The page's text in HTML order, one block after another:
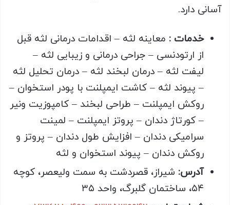
آسانی دارد.
خدمات : معاینه لثه – اقدامات درمانی لثه قبل
از ارتودنسی – جراحی درمانی و زیبایی لثه –
لیفت لثه – درمان لبخند لثه – درمان تحلیل لثه
– پیوند لثه – کاشت ایمپلنت با پودر استخوان –
روکش ایمپلنت – طراحی لبخند – کامپوزیت ونیر
– کورتاژ دندان – پروتز ایمپلنت – لمینت
سرامیکی دندان – افزایش طول دندان – پروتز و
روکش دندان – پیوند استخوان و لثه
آدرس: شیراز، قصردشت به سمت ولیعصر، کوچه
۵۴، ساختمان گلبرگ، واحد ۳۵